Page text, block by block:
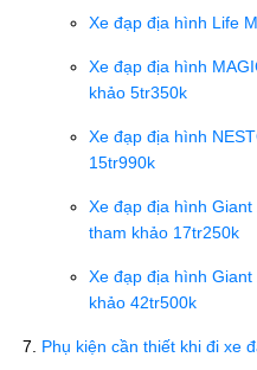
Xe đạp địa hình Life
Xe đạp địa hình
khảo 5tr350k
Xe đạp địa hình
15tr990k
Xe đạp địa hình Giant
tham khảo 17tr250k
Xe đạp địa hình
khảo 42tr500k
Phụ kiện cần thiết khi đi xe